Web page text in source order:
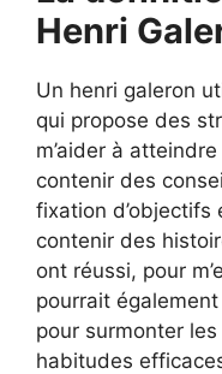
Henri
Un henri galeron
qui propose des
m’aider à
contenir des
fixation
contenir des
ont réussi, pour
pourrait
pour surmonter
habitudes